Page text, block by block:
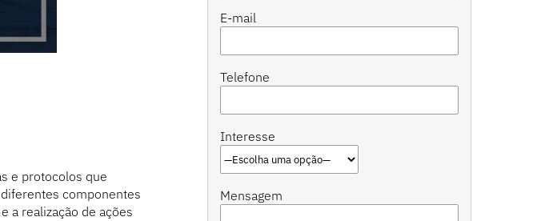
e protocolos que
componentes
a realização de ações
E-mail
Telefone
Interesse
Mensagem